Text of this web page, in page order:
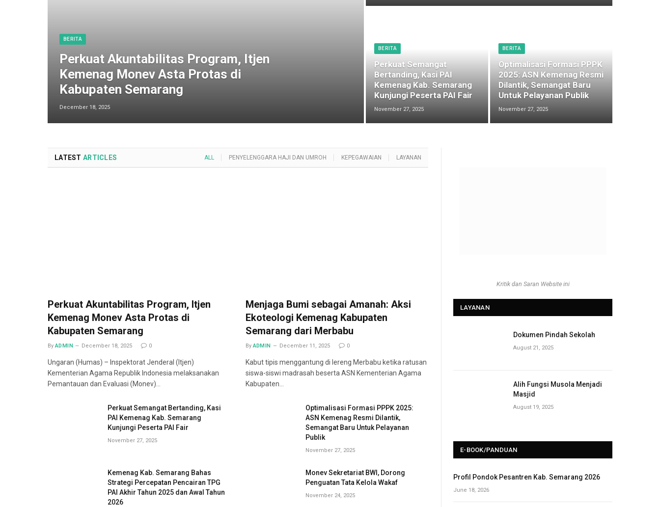
BERITA
Perkuat Akuntabilitas Program, Itjen
Kemenag Monev Asta Protas di
Kabupaten Semarang
December 18, 2025
BERITA
Perkuat Semangat
Bertanding, Kasi PAI
Kemenag Kab. Semarang
Kunjungi Peserta PAI Fair
November 27, 2025
BERITA
Optimalisasi Formasi PPPK
2025: ASN Kemenag Resmi
Dilantik, Semangat Baru
Untuk Pelayanan Publik
November 27, 2025
LATEST ARTICLES ALL PENYELENGGARA HAJI DAN UMROH KEPEGAWAIAN LAYANAN
Perkuat Akuntabilitas Program, Itjen
Kemenag Monev Asta Protas di
Kabupaten Semarang
By ADMIN December 18, 2025 0
Ungaran (Humas) – Inspektorat Jenderal (Itjen)
Kementerian Agama Republik Indonesia melaksanakan
Pemantauan dan Evaluasi (Monev)…
Menjaga Bumi sebagai Amanah: Aksi
Ekoteologi Kemenag Kabupaten
Semarang dari Merbabu
By ADMIN December 11, 2025 0
Kabut tipis menggantung di lereng Merbabu ketika ratusan
siswa-siswi madrasah beserta ASN Kementerian Agama
Kabupaten…
Perkuat Semangat Bertanding, Kasi
PAI Kemenag Kab. Semarang
Kunjungi Peserta PAI Fair
November 27, 2025
Optimalisasi Formasi PPPK 2025:
ASN Kemenag Resmi Dilantik,
Semangat Baru Untuk Pelayanan
Publik
November 27, 2025
Kemenag Kab. Semarang Bahas
Strategi Percepatan Pencairan TPG
PAI Akhir Tahun 2025 dan Awal Tahun
2026
Monev Sekretariat BWI, Dorong
Penguatan Tata Kelola Wakaf
November 24, 2025
Kritik dan Saran Website ini
LAYANAN
Dokumen Pindah Sekolah
August 21, 2025
Alih Fungsi Musola Menjadi
Masjid
August 19, 2025
E-BOOK/PANDUAN
Profil Pondok Pesantren Kab. Semarang 2026
June 18, 2026